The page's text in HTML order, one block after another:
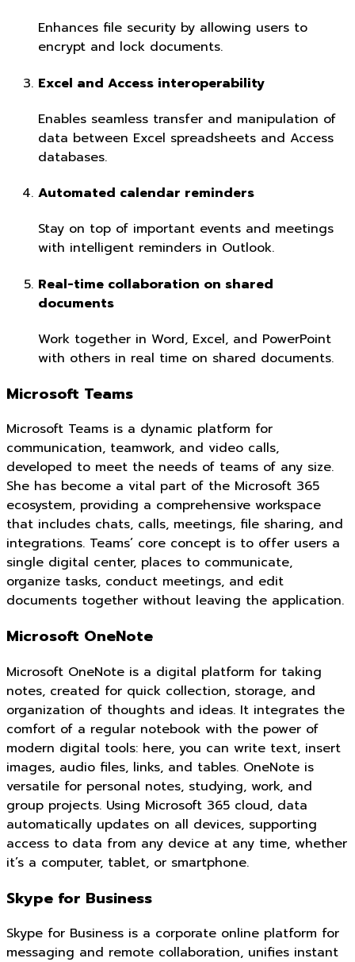
Enhances file security by allowing users to
encrypt and lock documents.
Excel and Access interoperability
Enables seamless transfer and manipulation of
data between Excel spreadsheets and Access
databases.
Automated calendar reminders
Stay on top of important events and meetings
with intelligent reminders in Outlook.
Real-time collaboration on shared
documents
Work together in Word, Excel, and PowerPoint
with others in real time on shared documents.
Microsoft Teams
Microsoft Teams is a dynamic platform for
communication, teamwork, and video calls,
developed to meet the needs of teams of any size.
She has become a vital part of the Microsoft 365
ecosystem, providing a comprehensive workspace
that includes chats, calls, meetings, file sharing, and
integrations. Teams’ core concept is to offer users a
single digital center, places to communicate,
organize tasks, conduct meetings, and edit
documents together without leaving the application.
Microsoft OneNote
Microsoft OneNote is a digital platform for taking
notes, created for quick collection, storage, and
organization of thoughts and ideas. It integrates the
comfort of a regular notebook with the power of
modern digital tools: here, you can write text, insert
images, audio files, links, and tables. OneNote is
versatile for personal notes, studying, work, and
group projects. Using Microsoft 365 cloud, data
automatically updates on all devices, supporting
access to data from any device at any time, whether
it’s a computer, tablet, or smartphone.
Skype for Business
Skype for Business is a corporate online platform for
messaging and remote collaboration, unifies instant